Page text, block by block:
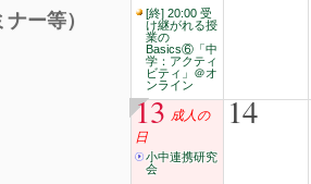
ー等）
[終] 20:00 受
け継がれる授
業の
Basics⑥「中
学：アクティ
ビティ」＠オ
ンライン
13 成人の
日
小中連携研究
会
14